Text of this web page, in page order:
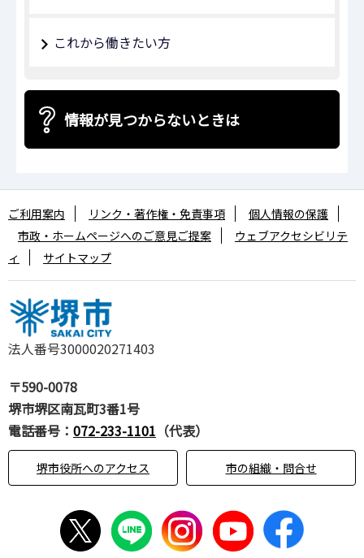
これから働きたい方
情報が見つからないときは
法人番号3000020271403
〒590-0078
堺市堺区南瓦町3番1号
電話番号： 072-233-1101 （代表）
堺市役所へのアクセス 市の組織・問合せ
ご利用案内 リンク・著作権・免責事項
個人情報の保護
市政・ホームページへのご意見ご提案
ウェブアクセシビリテ
ィ
サイトマップ